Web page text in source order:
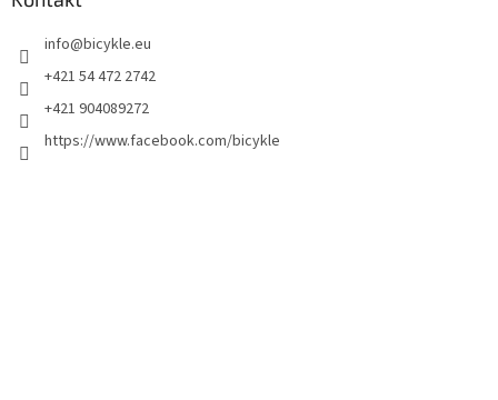
info@bicykle.eu
+421 54 472 2742
+421 904089272
https://www.facebook.com/bicykle